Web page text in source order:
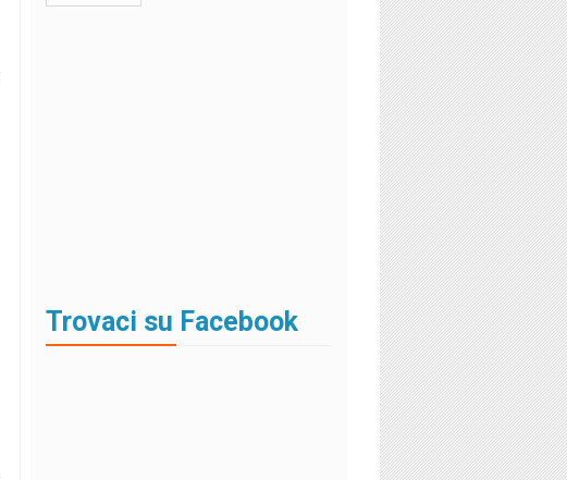
Trovaci su Facebook